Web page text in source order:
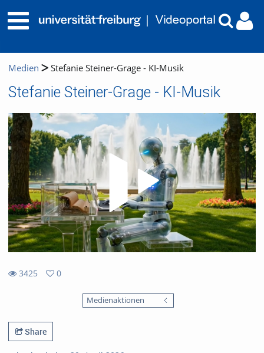
Medien Stefanie Steiner-Grage - KI-Musik
Stefanie Steiner-Grage - KI-Musik
3425
0
Medienaktionen
Share